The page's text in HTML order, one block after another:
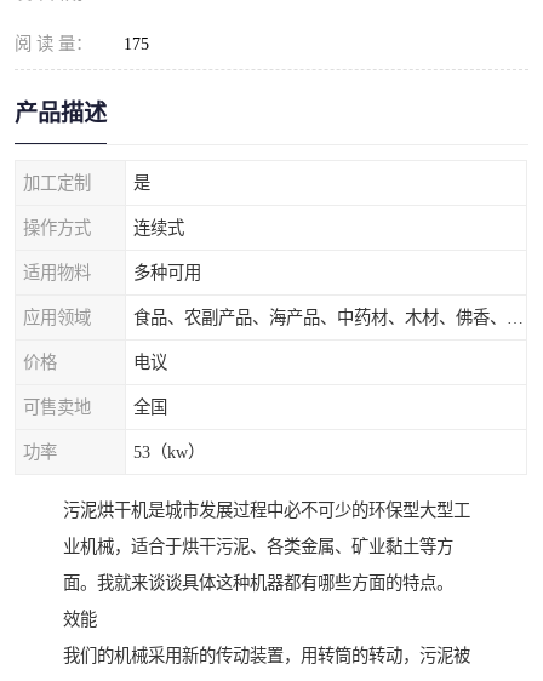
阅 读 量： 175
产品描述
加工定制 是
操作方式 连续式
适用物料 多种可用
应用领域
价格 电议
可售卖地 全国
功率 53（kw）
污泥烘干机是城市发展过程中必不可少的环保型大型工
业机械，适合于烘干污泥、各类金属、矿业黏土等方
面。我就来谈谈具体这种机器都有哪些方面的特点。
效能
我们的机械采用新的传动装置，用转筒的转动，污泥被